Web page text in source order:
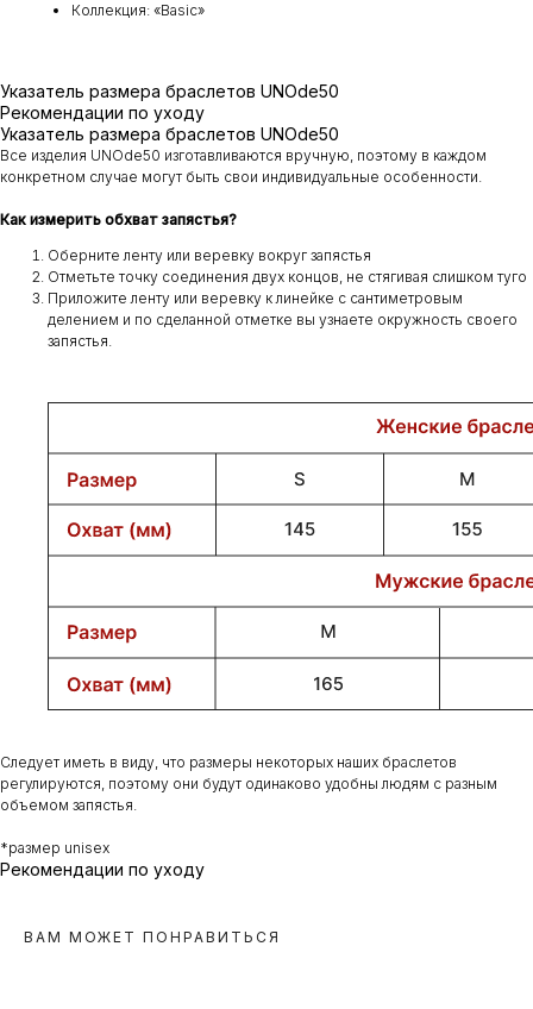
Коллекция: «Basic»
Указатель размера браслетов UNOde50
Рекомендации по уходу
Указатель размера браслетов UNOde50
Все изделия UNOde50 изготавливаются вручную, поэтому в каждом
конкретном случае могут быть свои индивидуальные особенности.
Как измерить обхват запястья?
Оберните ленту или веревку вокруг запястья
Отметьте точку соединения двух концов, не стягивая слишком туго
Приложите ленту или веревку к линейке с сантиметровым
делением и по сделанной отметке вы узнаете окружность своего
запястья.
Следует иметь в виду, что размеры некоторых наших браслетов
регулируются, поэтому они будут одинаково удобны людям с разным
объемом запястья.
*размер unisex
Рекомендации по уходу
ВАМ МОЖЕТ ПОНРАВИТЬСЯ